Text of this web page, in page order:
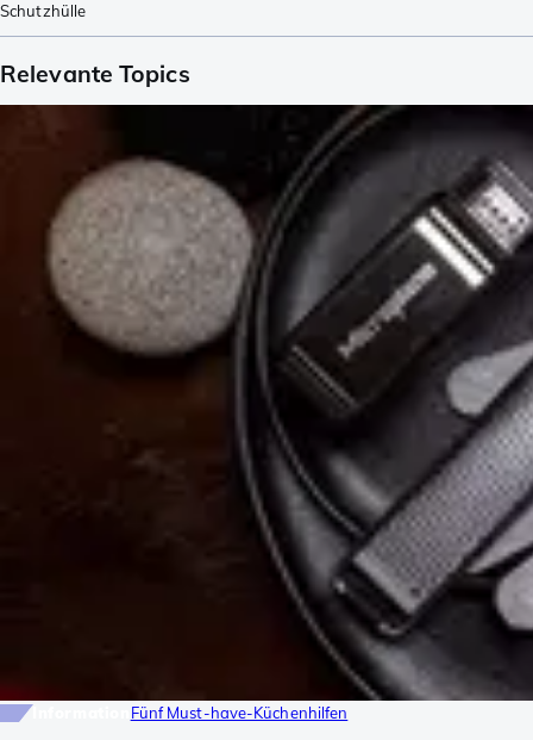
Schutzhülle
Relevante Topics
Fünf Must-have-Küchenhilfen